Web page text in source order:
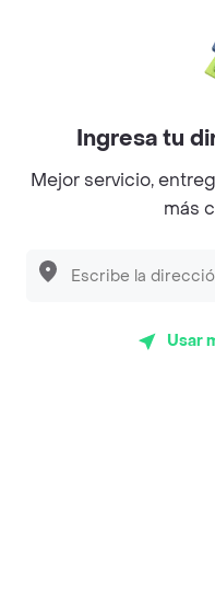
Myriam Camhi Co
Magnifique
Desayunadero de la 42
Ingresa tu
Mejor servicio,
más
Usar